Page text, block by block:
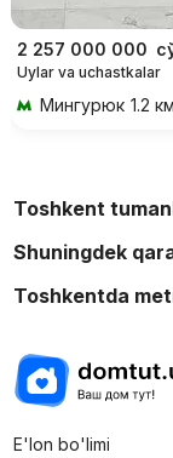
2 257 000 000
Uylar va uchastkalar
Мингурюк 1.2
Toshkent
Shuningdek
Toshkentda
E'lon bo'limi